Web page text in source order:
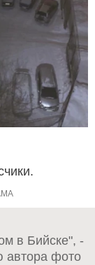
в Бийске", -
автора фото